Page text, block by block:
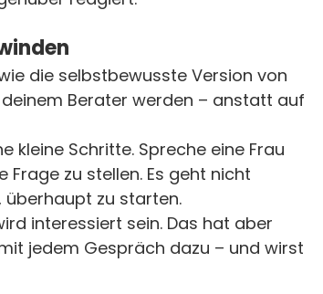
die selbstbewusste Version von
Berater werden – anstatt auf
kleine Schritte. Spreche eine Frau
Frage zu stellen. Es geht nicht
zu starten.
interessiert sein. Das hat aber
jedem Gespräch dazu – und wirst